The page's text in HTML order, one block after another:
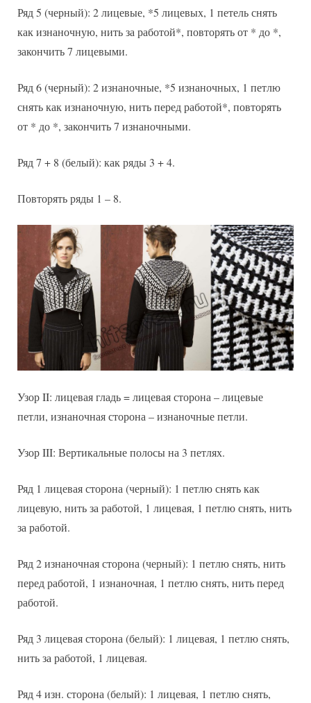
Ряд 5 (черный): 2 лицевые, *5 лицевых, 1 петель снять
как изнаночную, нить за работой*, повторять от * до *,
закончить 7 лицевыми.
Ряд 6 (черный): 2 изнаночные, *5 изнаночных, 1 петлю
снять как изнаночную, нить перед работой*, повторять
от * до *, закончить 7 изнаночными.
Ряд 7 + 8 (белый): как ряды 3 + 4.
Повторять ряды 1 – 8.
Узор II: лицевая гладь = лицевая сторона – лицевые
петли, изнаночная сторона – изнаночные петли.
Узор III: Вертикальные полосы на 3 петлях.
Ряд 1 лицевая сторона (черный): 1 петлю снять как
лицевую, нить за работой, 1 лицевая, 1 петлю снять, нить
за работой.
Ряд 2 изнаночная сторона (черный): 1 петлю снять, нить
перед работой, 1 изнаночная, 1 петлю снять, нить перед
работой.
Ряд 3 лицевая сторона (белый): 1 лицевая, 1 петлю снять,
нить за работой, 1 лицевая.
Ряд 4 изн. сторона (белый): 1 лицевая, 1 петлю снять,